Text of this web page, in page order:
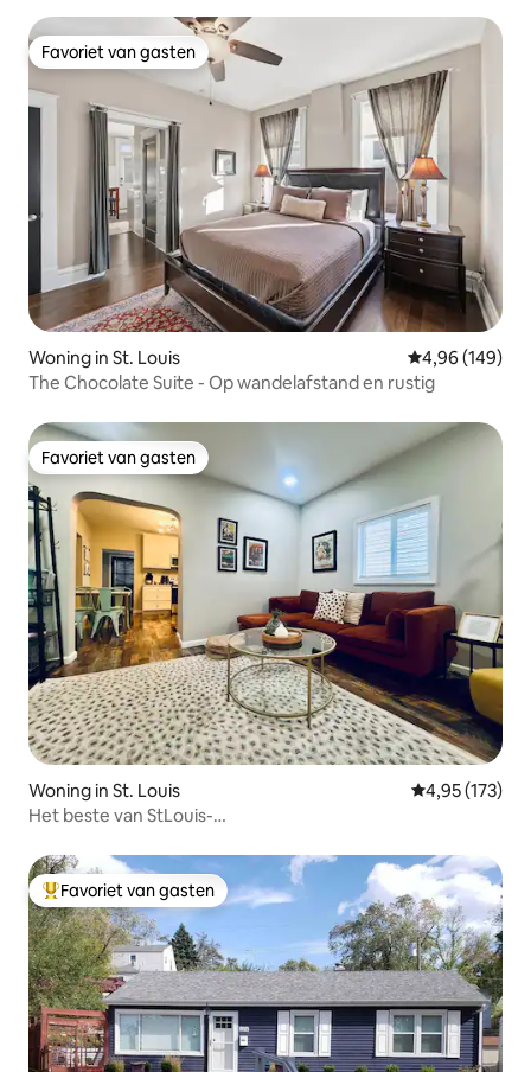
Favoriet van gasten
Favoriet van gasten
Woning in St. Louis Gemiddelde
4,96 (149)
The Chocolate Suite - Op wandelafstand en rustig
Favoriet van gasten
Favoriet van gasten
Woning in St. Louis Gemiddelde
4,95 (173)
Het beste van StLouis-
Topfavoriet van gasten
Favoriet van gasten